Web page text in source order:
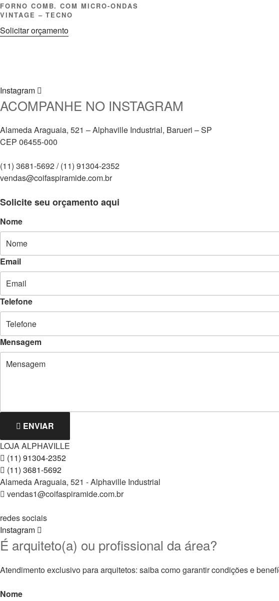
FORNO COMB. COM MICRO-ONDAS
VINTAGE – TECNO
Solicitar orçamento
Instagram
ACOMPANHE NO INSTAGRAM
Alameda Araguaia, 521 – Alphaville Industrial, Barueri – SP
CEP 06455-000
(11) 3681-5692 / (11) 91304-2352
vendas@coifaspiramide.com.br
Solicite seu orçamento aqui
Nome
Email
Telefone
Mensagem
ENVIAR
LOJA ALPHAVILLE
(11) 91304-2352
(11) 3681-5692
Alameda Araguaia, 521 - Alphaville Industrial
vendas1@coifaspiramide.com.br
redes sociais
Instagram
É arquiteto(a) ou profissional da área?
Atendimento exclusivo para arquitetos: saiba como garantir condições e
Nome